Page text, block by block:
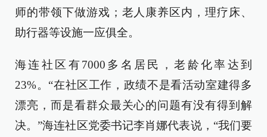
师的带领下做游戏；老人康养区内，理疗床、
助行器等设施一应俱全。
海连社区有7000多名居民，老龄化率达到
23%。“在社区工作，政绩不是看活动室建得多
漂亮，而是看群众最关心的问题有没有得到解
决。”海连社区党委书记李肖娜代表说，“我们要